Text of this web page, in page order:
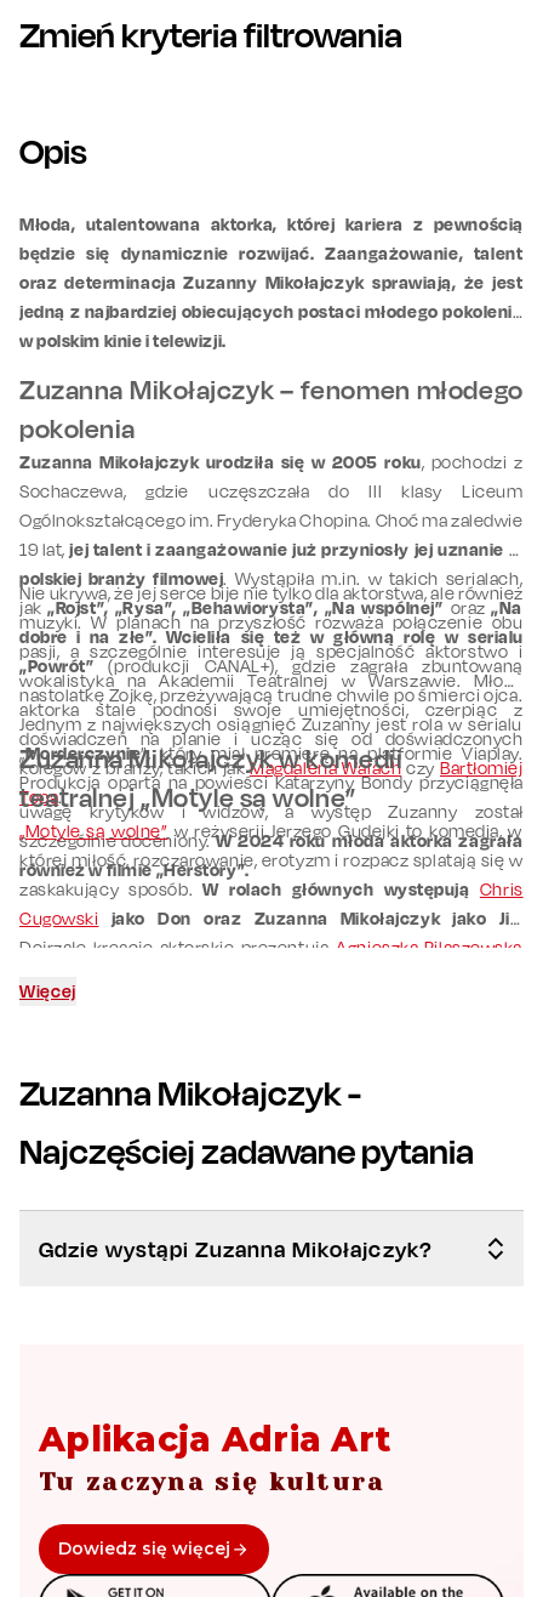
Zmień kryteria filtrowania
Opis
Młoda, utalentowana aktorka, której kariera z pewnością
będzie się dynamicznie rozwijać. Zaangażowanie, talent
oraz determinacja Zuzanny Mikołajczyk sprawiają, że jest
jedną z najbardziej obiecujących postaci młodego pokolenia
w polskim kinie i telewizji.
Zuzanna Mikołajczyk – fenomen młodego
pokolenia
Zuzanna Mikołajczyk urodziła się w 2005 roku, pochodzi z
Sochaczewa, gdzie uczęszczała do III klasy Liceum
Ogólnokształcącego im. Fryderyka Chopina. Choć ma zaledwie
19 lat,jej talent i zaangażowanie już przyniosły jej uznanie w
polskiej branży filmowej. Wystąpiła m.in. w takich serialach,
jak„Rojst”, „Rysa”, „Behawiorysta”, „Na wspólnej” oraz „Na
dobre i na złe”. Wcieliła się też w główną rolę w serialu
„Powrót” (produkcji CANAL+), gdzie zagrała zbuntowaną
nastolatkę Zojkę, przeżywającą trudne chwile po śmierci ojca.
Jednym z największych osiągnięć Zuzanny jest rola w serialu
„Morderczynie”, który miał premierę na platformie Viaplay.
Produkcja oparta na powieści Katarzyny Bondy przyciągnęła
uwagę krytyków i widzów, a występ Zuzanny został
szczególnie doceniony.W 2024 roku młoda aktorka zagrała
również w filmie „Herstory”.
Nie ukrywa, że jej serce bije nie tylko dla aktorstwa, ale również
muzyki. W planach na przyszłość rozważa połączenie obu
pasji, a szczególnie interesuje ją specjalność aktorstwo i
wokalistyka na Akademii Teatralnej w Warszawie. Młoda
aktorka stale podnosi swoje umiejętności, czerpiąc z
doświadczeń na planie i ucząc się od doświadczonych
kolegów z branży, takich jakMagdalena Walach czy Bartłomiej
Topa.
Zuzanna Mikołajczyk w komedii
teatralnej „Motyle są wolne”
„Motyle są wolne” w reżyserii Jerzego Gudejki to komedia, w
której miłość, rozczarowanie, erotyzm i rozpacz splatają się w
zaskakujący sposób.W rolach głównych występują Chris
Cugowski jako Don oraz Zuzanna Mikołajczyk jako Jill.
Dojrzałe kreacje aktorskie prezentują Agnieszka Pilaszewska
Więcej
Zuzanna Mikołajczyk-
Najczęściej zadawane pytania
Gdzie wystąpi Zuzanna Mikołajczyk?
Aplikacja Adria Art
Tu zaczyna się kultura
Dowiedz się więcej